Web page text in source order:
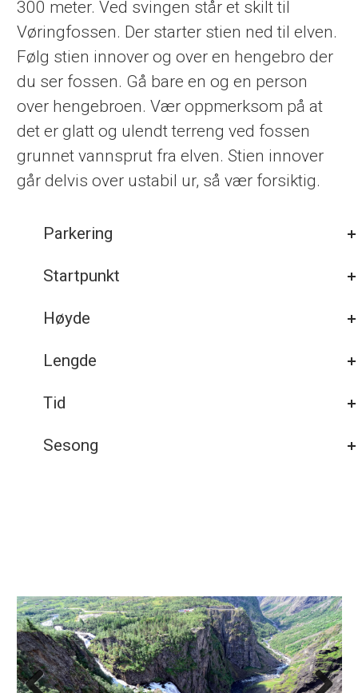
300 meter. Ved svingen står et skilt til
Vøringfossen. Der starter stien ned til elven.
Følg stien innover og over en hengebro der
du ser fossen. Gå bare en og en person
over hengebroen. Vær oppmerksom på at
det er glatt og ulendt terreng ved fossen
grunnet vannsprut fra elven. Stien innover
går delvis over ustabil ur, så vær forsiktig.
Parkering
Startpunkt
Høyde
Lengde
Tid
Sesong